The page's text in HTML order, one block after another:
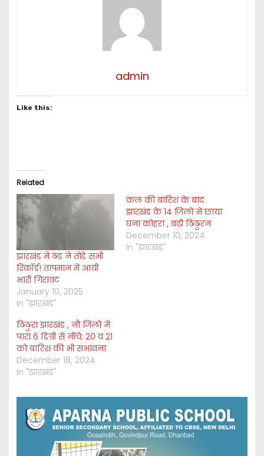
admin
Like this:
Related
झारखंड में ठंड ने तोड़े सभी
रिकॉर्ड! तापमान में आयी
भारी गिरावट
January 10, 2025
In "झारखंड"
कल की बारिश के बाद
झारखंड के 14 जिलों में छाया
घना कोहरा , बढ़ी ठिठुरन
December 10, 2024
In "झारखंड"
ठिठुरा झारखंड , नौ जिलों में
पारा 6 डिग्री से नीचे; 20 व 21
को बारिश की भी संभावना
December 18, 2024
In "झारखंड"